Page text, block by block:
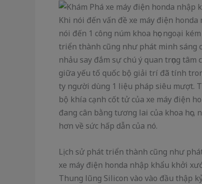
Khi nói đến vấn đề xe máy điện
nói đến 1 công núm khoa học ngoại
triển thành cũng như phát minh sáng
nhảu say đắm sự chú ý quan trọng
giữa yếu tố quốc bộ giải trí đã tính
ty người dùng 1 liệu pháp siêu mượt.
bộ khía cạnh cốt tử của xe máy điện
đang cân bằng tương lai của khoa
hơn về sức hấp dẫn của nó.
Lịch sử phát triển thành cũng như
xe máy điện honda nhập khẩu khởi
Thung lũng Silicon vào vào đầu thập